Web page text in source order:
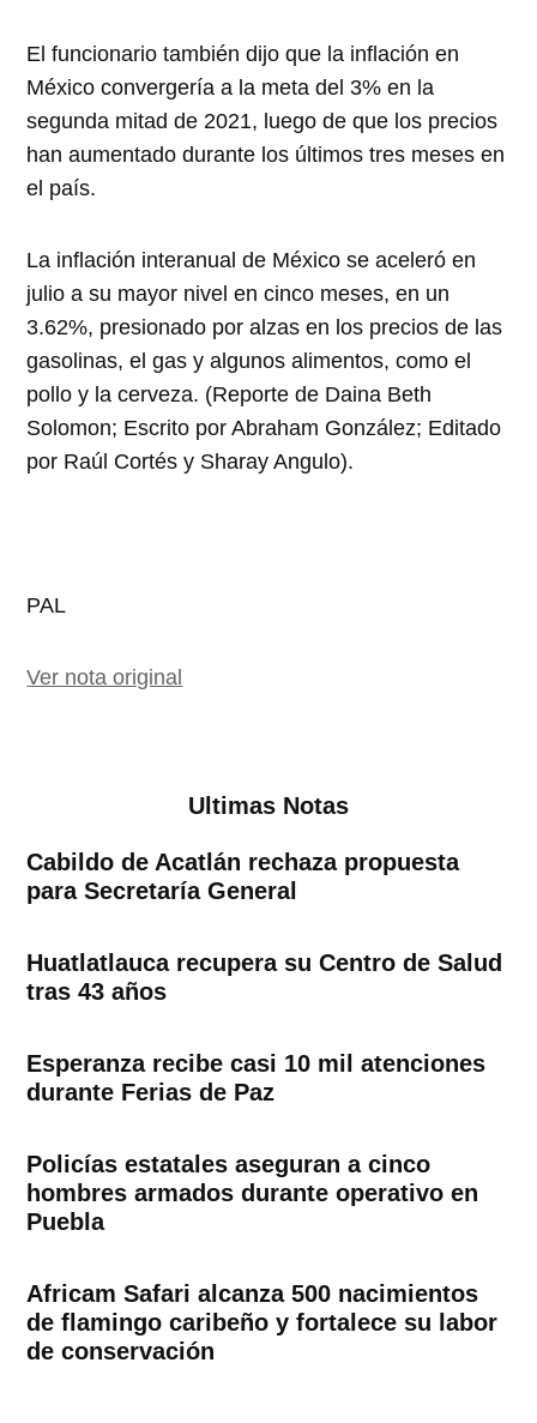
El funcionario también dijo que la inflación en
México convergería a la meta del 3% en la
segunda mitad de 2021, luego de que los precios
han aumentado durante los últimos tres meses en
el país.
La inflación interanual de México se aceleró en
julio a su mayor nivel en cinco meses, en un
3.62%, presionado por alzas en los precios de las
gasolinas, el gas y algunos alimentos, como el
pollo y la cerveza. (Reporte de Daina Beth
Solomon; Escrito por Abraham González; Editado
por Raúl Cortés y Sharay Angulo).
PAL
Ver nota original
Ultimas Notas
Cabildo de Acatlán rechaza propuesta
para Secretaría General
Huatlatlauca recupera su Centro de Salud
tras 43 años
Esperanza recibe casi 10 mil atenciones
durante Ferias de Paz
Policías estatales aseguran a cinco
hombres armados durante operativo en
Puebla
Africam Safari alcanza 500 nacimientos
de flamingo caribeño y fortalece su labor
de conservación